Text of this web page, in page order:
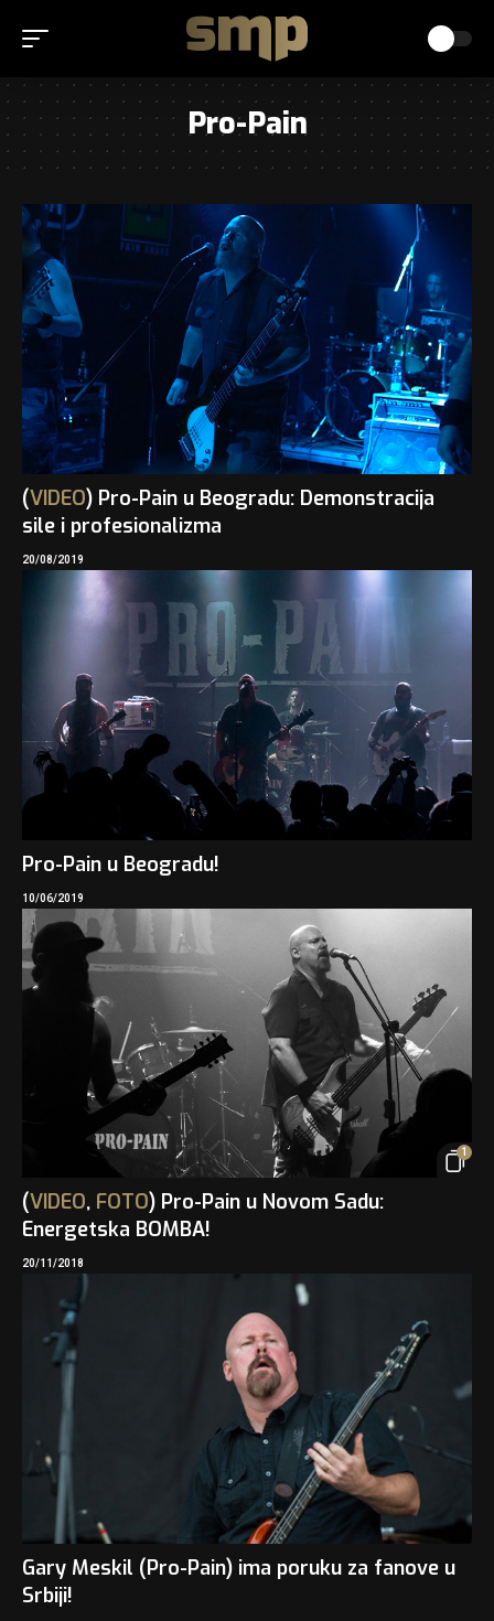
Pro-Pain
(VIDEO) Pro-Pain u Beogradu: Demonstracija
sile i profesionalizma
20/08/2019
Pro-Pain u Beogradu!
10/06/2019
1
(VIDEO, FOTO) Pro-Pain u Novom Sadu:
Energetska BOMBA!
20/11/2018
Gary Meskil (Pro-Pain) ima poruku za fanove u
Srbiji!